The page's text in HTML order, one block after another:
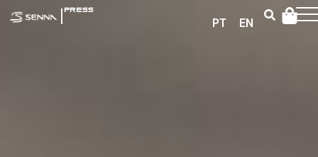
| PRESS
PT EN